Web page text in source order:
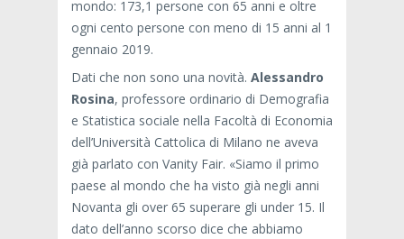
mondo: 173,1 persone con 65 anni e oltre
ogni cento persone con meno di 15 anni al 1
gennaio 2019.
Dati che non sono una novità. Alessandro
Rosina, professore ordinario di Demografia
e Statistica sociale nella Facoltà di Economia
dell’Università Cattolica di Milano ne aveva
già parlato con Vanity Fair. «Siamo il primo
paese al mondo che ha visto già negli anni
Novanta gli over 65 superare gli under 15. Il
dato dell’anno scorso dice che abbiamo